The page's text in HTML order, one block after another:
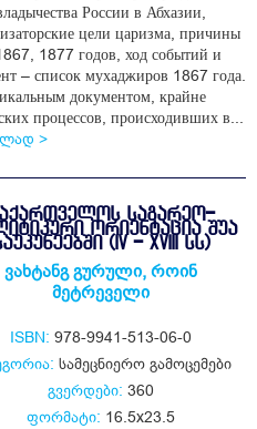
России в Абхазии,
цели царизма, причины
1877 годов, ход событий и
– список мухаджиров 1867 года.
документом, крайне
процессов, происходивших в...
>
ᲡᲐᲒᲐᲠᲔᲝ-
ᲝᲠᲘᲔᲜᲢᲐᲪᲘᲐ ᲨᲣᲐ
ᲡᲐᲣᲙᲣᲜᲔᲔᲑᲨᲘ (IV - XVIII ᲡᲡ)
ვახტანგ გურული, როინ
მეტრეველი
ISBN: 978-9941-513-06-0
სამეცნიერო გამოცემები
გვერდები: 360
ფორმატი: 16.5x23.5